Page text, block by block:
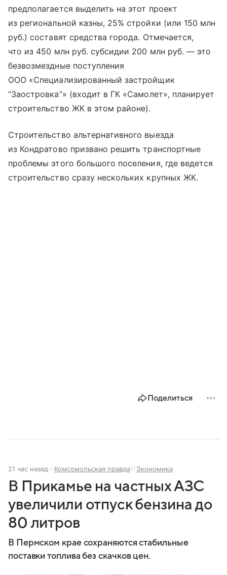
предполагается выделить на этот проект
из региональной казны, 25% стройки (или 150 млн
руб.) составят средства города. Отмечается,
что из 450 млн руб. субсидии 200 млн руб. — это
безвозмездные поступления
ООО «Специализированный застройщик
“Заостровка”» (входит в ГК «Самолет», планирует
строительство ЖК в этом районе).
Строительство альтернативного выезда
из Кондратово призвано решить транспортные
проблемы этого большого поселения, где ведется
строительство сразу нескольких крупных ЖК.
Поделиться
21 час назад Комсомольская правда Экономика
В Прикамье на частных АЗС
увеличили отпуск бензина до
80 литров
В Пермском крае сохраняются стабильные
поставки топлива без скачков цен.